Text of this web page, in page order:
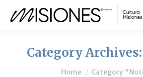
Category Archives:
You are here:
Home Category